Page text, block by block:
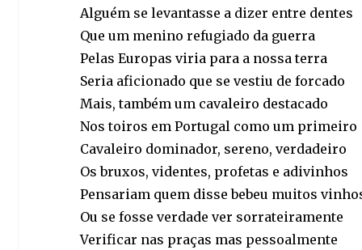
Alguém se levantasse a dizer entre dentes
Que um menino refugiado da guerra
Pelas Europas viria para a nossa terra
Seria aficionado que se vestiu de forcado
Mais, também um cavaleiro destacado
Nos toiros em Portugal como um primeiro
Cavaleiro dominador, sereno, verdadeiro
Os bruxos, videntes, profetas e adivinhos
Pensariam quem disse bebeu muitos
Ou se fosse verdade ver sorrateiramente
Verificar nas praças mas pessoalmente